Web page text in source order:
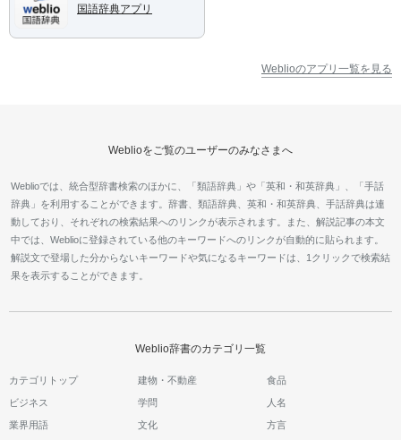
国語辞典アプリ
Weblioのアプリ一覧を見る
Weblioをご覧のユーザーのみなさまへ
Weblioでは、統合型辞書検索のほかに、「類語辞典」や「英和・和英辞典」、「手話
辞典」を利用することができます。辞書、類語辞典、英和・和英辞典、手話辞典は連
動しており、それぞれの検索結果へのリンクが表示されます。また、解説記事の本文
中では、Weblioに登録されている他のキーワードへのリンクが自動的に貼られます。
解説文で登場した分からないキーワードや気になるキーワードは、1クリックで検索結
果を表示することができます。
Weblio辞書のカテゴリ一覧
カテゴリトップ 建物・不動産 食品
ビジネス 学問 人名
業界用語 文化 方言